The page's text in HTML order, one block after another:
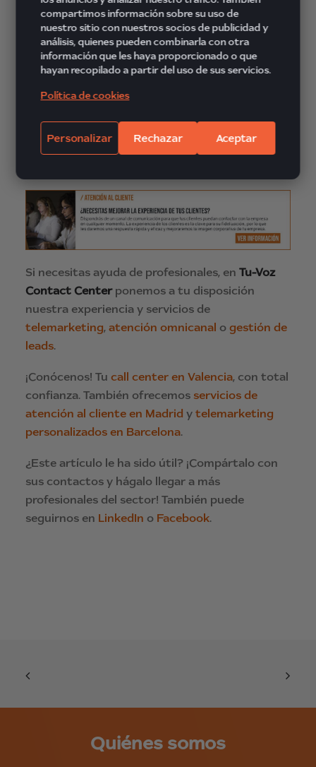
en chats es posible. ¿Por qué?
Porque se puede sistematizar los motivos de
consulta, analizar la información recibida y
mejorar las ofertas comerciales, los servicios de
postventa, avanzar en un proceso de venta,
empresa sea infalible en temas como el branding
y el posicionamiento, ya que la información y las
Si necesitas ayuda de profesionales, en Tu-Voz
Contact Centerponemos a tu disposición
nuestra experiencia y servicios de
telemarketing, atención omnicanal o gestión de
leads.
¡Conócenos! Tu call center en Valencia, con total
confianza. También ofrecemos servicios de
atención al cliente en Madrid y telemarketing
personalizados en Barcelona.
¿Este artículo le ha sido útil? ¡Compártalo con
sus contactos y hágalo llegar a más
profesionales del sector! También puede
seguirnos en LinkedIn o Facebook.
Quiénes somos
compartimos información sobre su uso de
nuestro sitio con nuestros socios de publicidad y
análisis, quienes pueden combinarla con otra
información que les haya proporcionado o que
hayan recopilado a partir del uso de sus servicios.
Política de cookies
Personalizar Rechazar Aceptar